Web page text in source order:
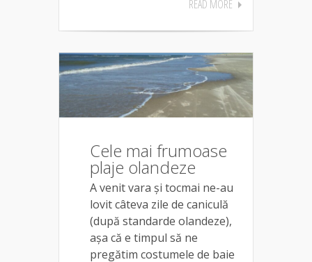
READ MORE
Cele mai frumoase
plaje olandeze
A venit vara și tocmai ne-au
lovit câteva zile de caniculă
(după standarde olandeze),
așa că e timpul să ne
pregătim costumele de baie